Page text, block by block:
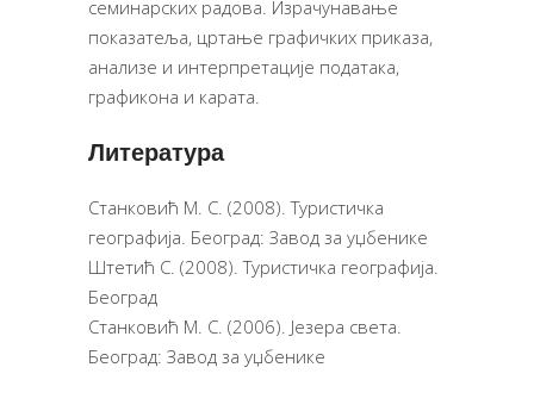
семинарских радова. Израчунавање
показатеља, цртање графичких приказа,
анализе и интерпретације података,
графикона и карата.
Литература
Станковић М. С. (2008). Туристичка
географија. Београд: Завод за уџбенике
Штетић С. (2008). Туристичка географија.
Београд
Станковић М. С. (2006). Језера света.
Београд: Завод за уџбенике